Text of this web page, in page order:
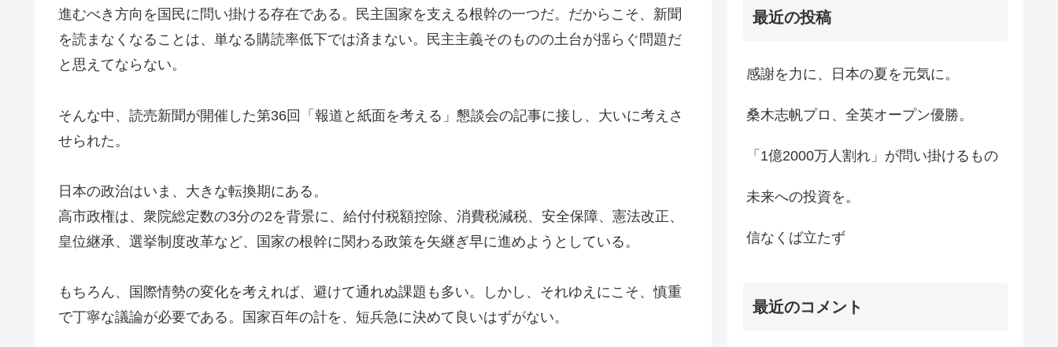
進むべき方向を国民に問い掛ける存在である。民主国家を支える根幹の一つだ。だからこそ、新聞
を読まなくなることは、単なる購読率低下では済まない。民主主義そのものの土台が揺らぐ問題だ
と思えてならない。
そんな中、読売新聞が開催した第36回「報道と紙面を考える」懇談会の記事に接し、大いに考えさ
せられた。
日本の政治はいま、大きな転換期にある。
高市政権は、衆院総定数の3分の2を背景に、給付付税額控除、消費税減税、安全保障、憲法改正、
皇位継承、選挙制度改革など、国家の根幹に関わる政策を矢継ぎ早に進めようとしている。
もちろん、国際情勢の変化を考えれば、避けて通れぬ課題も多い。しかし、それゆえにこそ、慎重
で丁寧な議論が必要である。国家百年の計を、短兵急に決めて良いはずがない。
最近の投稿
感謝を力に、日本の夏を元気に。
桑木志帆プロ、全英オープン優勝。
「1億2000万人割れ」が問い掛けるもの
未来への投資を。
信なくば立たず
最近のコメント